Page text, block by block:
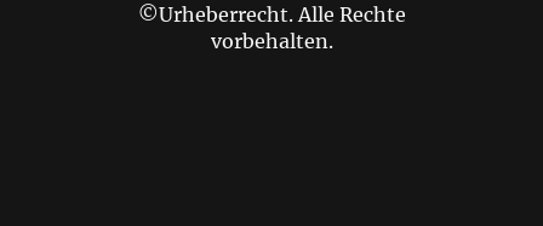
©Urheberrecht. Alle Rechte
vorbehalten.